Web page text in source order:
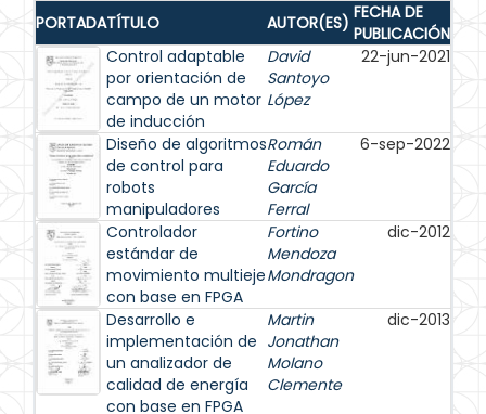
PORTADATÍTULO AUTOR(ES) FECHA DE
PUBLICACIÓN
Control adaptable
por orientación de
campo de un motor
de inducción
David
Santoyo
López
22-jun-2021
Diseño de algoritmos
de control para
robots
manipuladores
Román
Eduardo
García
Ferral
6-sep-2022
Controlador
estándar de
movimiento multieje
con base en FPGA
Fortino
Mendoza
Mondragon
dic-2012
Desarrollo e
implementación de
un analizador de
calidad de energía
con base en FPGA
Martin
Jonathan
Molano
Clemente
dic-2013